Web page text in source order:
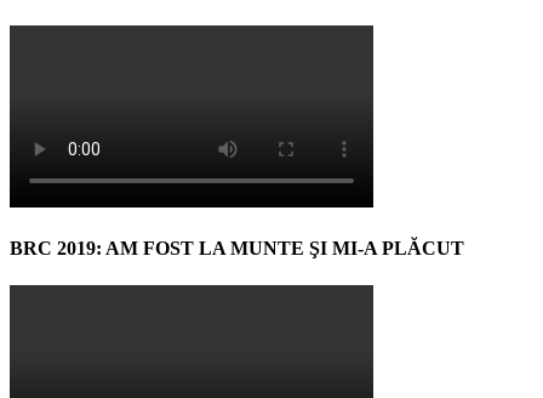
BRC 2019: AM FOST LA MUNTE ŞI MI-A PLĂCUT